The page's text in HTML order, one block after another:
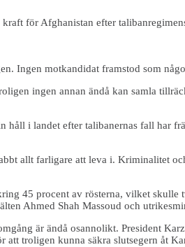
för Afghanistan efter
Ingen motkandidat framstod som
ingen annan ändå kan samla
håll i landet efter talibanernas fall
allt farligare att leva i. Kriminalitet
45 procent av rösterna, vilket
Ahmed Shah Massoud och
är ändå osannolikt. President
troligen kunna säkra slutsegern åt